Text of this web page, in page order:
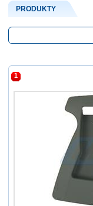
PRODUKTY
1